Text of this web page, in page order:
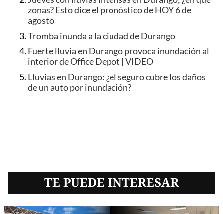
zonas? Esto dice el pronóstico de HOY 6 de
agosto
Tromba inunda a la ciudad de Durango
Fuerte lluvia en Durango provoca inundación al
interior de Office Depot | VIDEO
Lluvias en Durango: ¿el seguro cubre los daños
de un auto por inundación?
TE PUEDE INTERESAR